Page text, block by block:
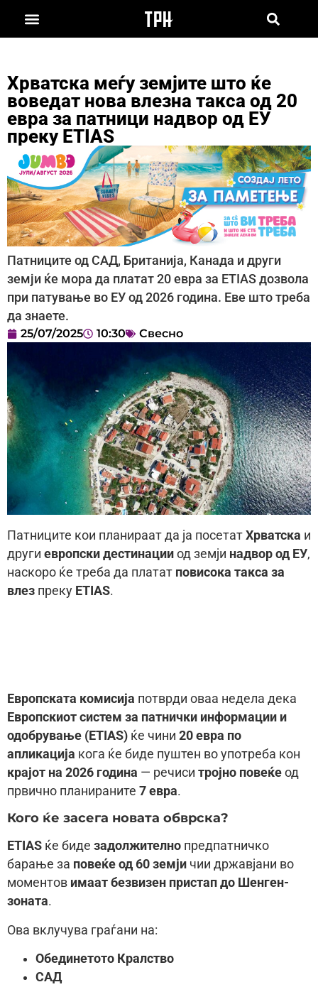
Хрватска меѓу земјите што ќе
воведат нова влезна такса од 20
евра за патници надвор од ЕУ
преку ETIAS
Патниците од САД, Британија, Канада и други
земји ќе мора да платат 20 евра за ETIAS дозвола
при патување во ЕУ од 2026 година. Еве што треба
да знаете.
25/07/2025 10:30 Свесно
Патниците кои планираат да ја посетат Хрватска и
други европски дестинации од земји надвор од ЕУ,
наскоро ќе треба да платат повисока такса за
влез преку ETIAS.
Европската комисија потврди оваа недела дека
Европскиот систем за патнички информации и
одобрување (ETIAS) ќе чини 20 евра по
апликација кога ќе биде пуштен во употреба кон
крајот на 2026 година — речиси тројно повеќе од
првично планираните 7 евра.
Кого ќе засега новата обврска?
ETIAS ќе биде задолжително предпатничко
барање за повеќе од 60 земји чии државјани во
моментов имаат безвизен пристап до Шенген-
зоната.
Ова вклучува граѓани на:
Обединетото Кралство
САД